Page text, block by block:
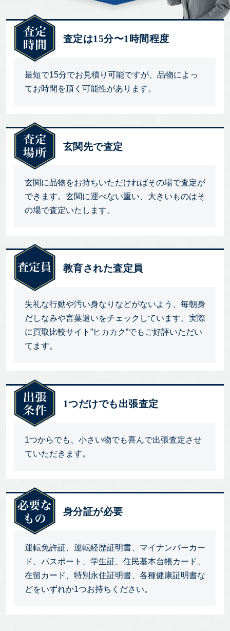
査定は15分〜1時間程度
最短で15分でお見積り可能ですが、品物によっ
てお時間を頂く可能性があります。
玄関先で査定
玄関に品物をお持ちいただければその場で査定が
できます。玄関に運べない重い、大きいものはそ
の場で査定いたします。
教育された査定員
失礼な行動や汚い身なりなどがないよう、毎朝身
だしなみや言葉遣いをチェックしています。実際
に買取比較サイト”ヒカカク”でもご好評いただい
てます。
1つだけでも出張査定
1つからでも、小さい物でも喜んで出張査定させ
ていただきます。
身分証が必要
運転免許証、運転経歴証明書、マイナンバーカー
ド、パスポート、学生証、住民基本台帳カード、
在留カード、特別永住証明書、各種健康証明書な
どをいずれか1つお持ちください。